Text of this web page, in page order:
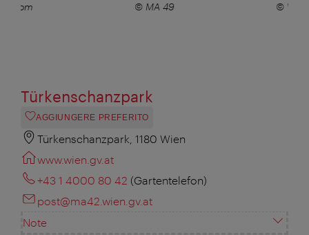
© MA 49 ©
Türkenschanzpark
AGGIUNGERE PREFERITO
Türkenschanzpark, 1180 Wien
www.wien.gv.at
+43 1 4000 80 42 (Gartentelefon)
post@ma42.wien.gv.at
Note